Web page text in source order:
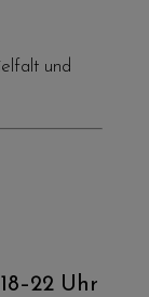
und
Uhr